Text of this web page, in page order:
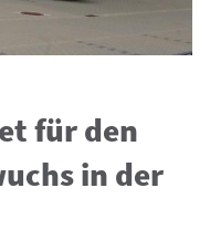
für den
in der